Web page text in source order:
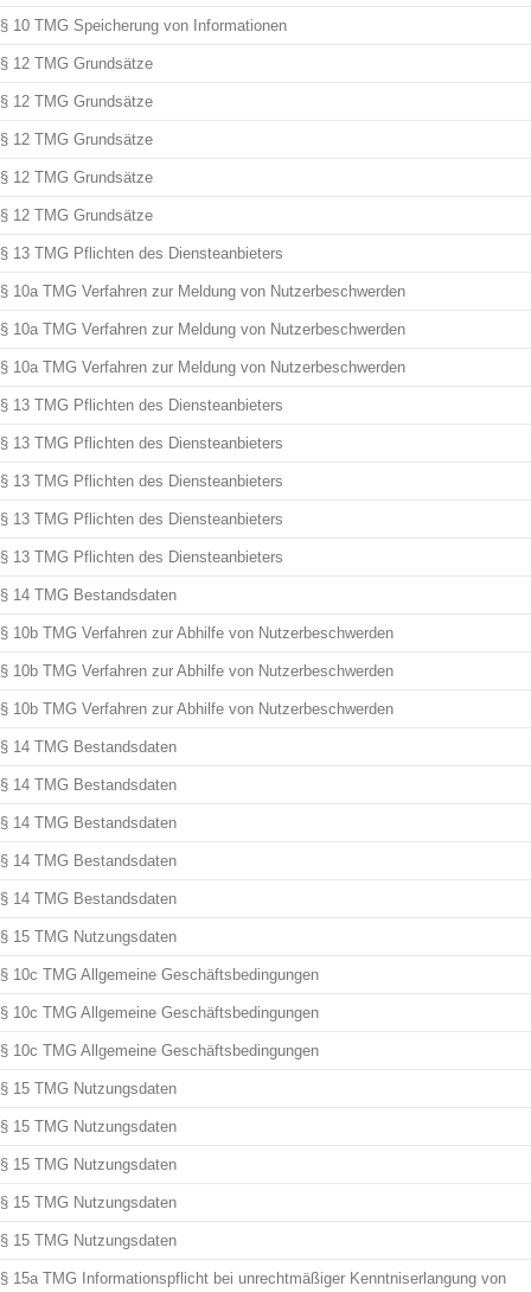
§ 10 TMG Speicherung von Informationen
§ 12 TMG Grundsätze
§ 12 TMG Grundsätze
§ 12 TMG Grundsätze
§ 12 TMG Grundsätze
§ 12 TMG Grundsätze
§ 13 TMG Pflichten des Diensteanbieters
§ 10a TMG Verfahren zur Meldung von Nutzerbeschwerden
§ 10a TMG Verfahren zur Meldung von Nutzerbeschwerden
§ 10a TMG Verfahren zur Meldung von Nutzerbeschwerden
§ 13 TMG Pflichten des Diensteanbieters
§ 13 TMG Pflichten des Diensteanbieters
§ 13 TMG Pflichten des Diensteanbieters
§ 13 TMG Pflichten des Diensteanbieters
§ 13 TMG Pflichten des Diensteanbieters
§ 14 TMG Bestandsdaten
§ 10b TMG Verfahren zur Abhilfe von Nutzerbeschwerden
§ 10b TMG Verfahren zur Abhilfe von Nutzerbeschwerden
§ 10b TMG Verfahren zur Abhilfe von Nutzerbeschwerden
§ 14 TMG Bestandsdaten
§ 14 TMG Bestandsdaten
§ 14 TMG Bestandsdaten
§ 14 TMG Bestandsdaten
§ 14 TMG Bestandsdaten
§ 15 TMG Nutzungsdaten
§ 10c TMG Allgemeine Geschäftsbedingungen
§ 10c TMG Allgemeine Geschäftsbedingungen
§ 10c TMG Allgemeine Geschäftsbedingungen
§ 15 TMG Nutzungsdaten
§ 15 TMG Nutzungsdaten
§ 15 TMG Nutzungsdaten
§ 15 TMG Nutzungsdaten
§ 15 TMG Nutzungsdaten
§ 15a TMG Informationspflicht bei unrechtmäßiger Kenntniserlangung von